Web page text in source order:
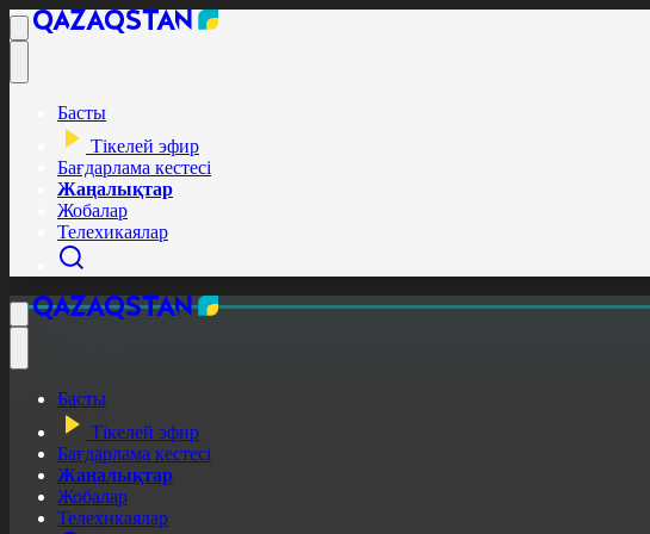
Басты
Тікелей эфир
Бағдарлама кестесі
Жаңалықтар
Жобалар
Телехикаялар
Басты
Тікелей эфир
Бағдарлама кестесі
Жаңалықтар
Жобалар
Телехикаялар